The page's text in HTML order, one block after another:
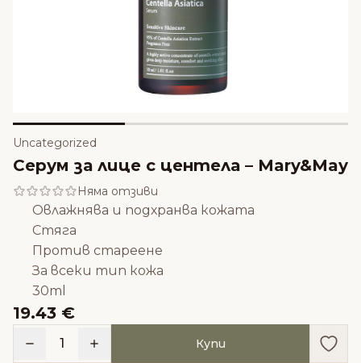
Uncategorized
Серум за лице с центела – Mary&May
Няма отзиви
Овлажнява и подхранва кожата
Стяга
Против стареене
За всеки тип кожа
30ml
19.43 €
1 Купи